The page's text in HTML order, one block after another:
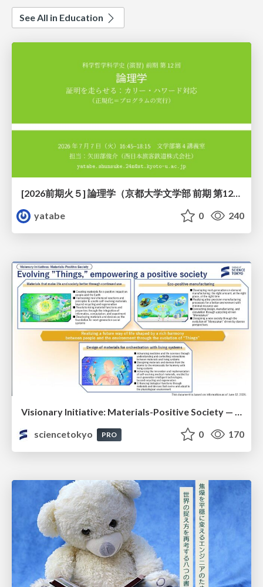
See All in Education
yatabe
0 240
Visionary Initiative: Materials-Positive Society — Evolving “Things,” empowering a positive society | Science Tokyo
sciencetokyo
PRO 0 170